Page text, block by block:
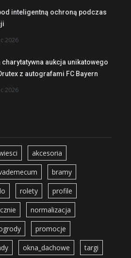
inteligentną ochroną podczas
2026
charytatywna aukcja unikatowego
z autografami FC Bayern
2026
akcesoria
bramy
rolety profile
normalizacja
promocje
okna_dachowe targi